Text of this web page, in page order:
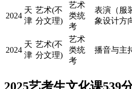
2024
天
津
艺术(不
分文理)
艺术
类统
考
表演（服
象设计方
2024
天
津
艺术(不
分文理)
艺术
类统
考
播音与主